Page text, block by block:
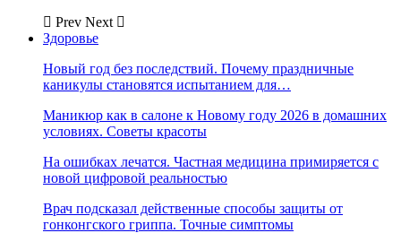
Prev Next
Здоровье
Новый год без последствий. Почему праздничные
каникулы становятся испытанием для…
Маникюр как в салоне к Новому году 2026 в домашних
условиях. Советы красоты
На ошибках лечатся. Частная медицина примиряется с
новой цифровой реальностью
Врач подсказал действенные способы защиты от
гонконгского гриппа. Точные симптомы